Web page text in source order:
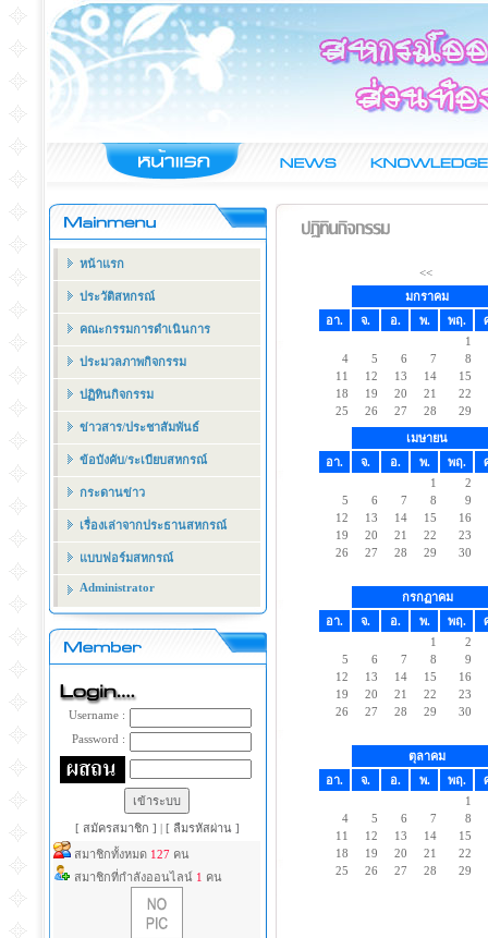
หน้าแรก
ประวัติสหกรณ์
คณะกรรมการดำเนินการ
ประมวลภาพกิจกรรม
ปฏิทินกิจกรรม
ข่าวสาร/ประชาสัมพันธ์
ข้อบังคับ/ระเบียบสหกรณ์
กระดานข่าว
เรื่องเล่าจากประธานสหกรณ์
แบบฟอร์มสหกรณ์
Administrator
Username :
Password :
[ สมัครสมาชิก ] | [ ลืมรหัสผ่าน ]
สมาชิกทั้งหมด 127 คน
สมาชิกที่กำลังออนไลน์ 1 คน
<<
มกราคม
อา.
จ. อ. พ. พฤ.
1
4
5 6 7
8
11
12 13 14
15
18
19 20 21
22
25
26 27 28 29
เมษายน
อา.
จ. อ. พ. พฤ.
1
2
5
6 7 8
9
12
13 14 15
16
19
20 21 22
23
26
27 28 29 30
กรกฏาคม
อา.
จ. อ. พ. พฤ.
1
2
5
6 7 8
9
12
13 14 15
16
19
20 21 22
23
26
27 28 29 30
ตุลาคม
อา.
จ. อ. พ. พฤ.
1
4
5 6 7
8
11
12 13 14
15
18
19 20 21
22
25
26 27 28 29